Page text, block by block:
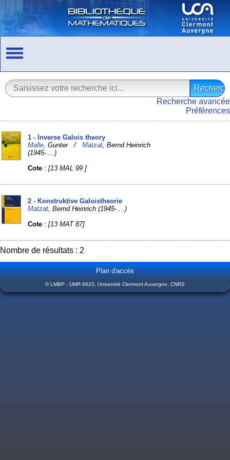
Recherche avancée
Préférences
1 - Inverse Galois theory
Malle , Gunter /Matzat , Bernd Heinrich
(1945-....)
Cote :[13 MAL 99 ]
2 - Konstruktive Galoistheorie
Matzat , Bernd Heinrich (1945-....)
Cote :[13 MAT 87]
Nombre de résultats : 2
Plan d'accès
© LMBP - UMR 6620, Université Clermont Auvergne, CNRS